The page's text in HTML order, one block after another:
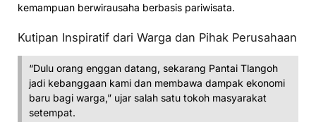
kemampuan berwirausaha berbasis pariwisata.
Kutipan Inspiratif dari Warga dan Pihak Perusahaan
“Dulu orang enggan datang, sekarang Pantai Tlangoh
jadi kebanggaan kami dan membawa dampak ekonomi
baru bagi warga,” ujar salah satu tokoh masyarakat
setempat.